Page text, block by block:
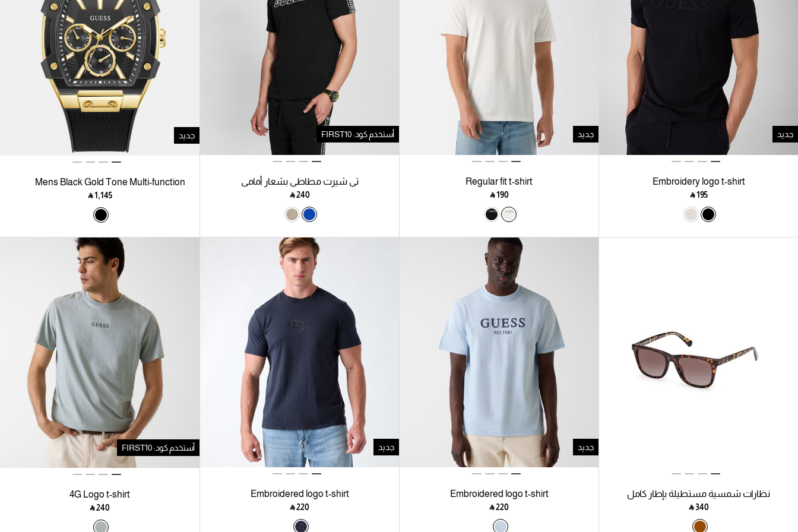
جديد
Embroidery logo t-shirt
‎ ⃁ ⁦195⁩ ‎
جديد
Regular fit t-shirt
‎ ⃁ ⁦190⁩ ‎
أستخدم كود: FIRST10
تي شيرت مطاطي بشعار أمامي
‎ ⃁ ⁦240⁩ ‎
جديد
Mens Black Gold Tone Multi-function
‎ ⃁ ⁦1,145⁩ ‎
نظارات شمسية مستطيلة بإطار كامل
‎ ⃁ ⁦340⁩ ‎
جديد
Embroidered logo t-shirt
‎ ⃁ ⁦220⁩ ‎
جديد
Embroidered logo t-shirt
‎ ⃁ ⁦220⁩ ‎
أستخدم كود: FIRST10
4G Logo t-shirt
‎ ⃁ ⁦240⁩ ‎